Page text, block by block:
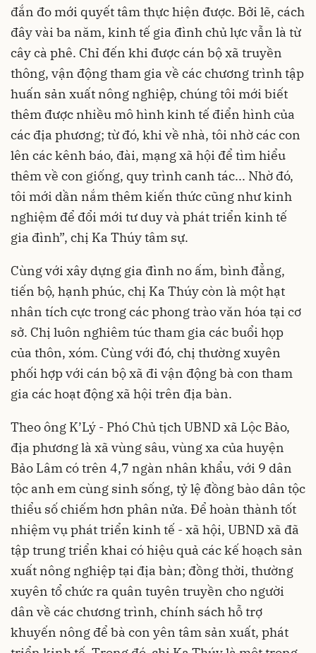
đắn đo mới quyết tâm thực hiện được. Bởi lẽ, cách
đây vài ba năm, kinh tế gia đình chủ lực vẫn là từ
cây cà phê. Chỉ đến khi được cán bộ xã truyền
thông, vận động tham gia về các chương trình tập
huấn sản xuất nông nghiệp, chúng tôi mới biết
thêm được nhiều mô hình kinh tế điển hình của
các địa phương; từ đó, khi về nhà, tôi nhờ các con
lên các kênh báo, đài, mạng xã hội để tìm hiểu
thêm về con giống, quy trình canh tác... Nhờ đó,
tôi mới dần nắm thêm kiến thức cũng như kinh
nghiệm để đổi mới tư duy và phát triển kinh tế
gia đình”, chị Ka Thúy tâm sự.
Cùng với xây dựng gia đình no ấm, bình đẳng,
tiến bộ, hạnh phúc, chị Ka Thúy còn là một hạt
nhân tích cực trong các phong trào văn hóa tại cơ
sở. Chị luôn nghiêm túc tham gia các buổi họp
của thôn, xóm. Cùng với đó, chị thường xuyên
phối hợp với cán bộ xã đi vận động bà con tham
gia các hoạt động xã hội trên địa bàn.
Theo ông K’Lý - Phó Chủ tịch UBND xã Lộc Bảo,
địa phương là xã vùng sâu, vùng xa của huyện
Bảo Lâm có trên 4,7 ngàn nhân khẩu, với 9 dân
tộc anh em cùng sinh sống, tỷ lệ đồng bào dân tộc
thiểu số chiếm hơn phân nửa. Để hoàn thành tốt
nhiệm vụ phát triển kinh tế - xã hội, UBND xã đã
tập trung triển khai có hiệu quả các kế hoạch sản
xuất nông nghiệp tại địa bàn; đồng thời, thường
xuyên tổ chức ra quân tuyên truyền cho người
dân về các chương trình, chính sách hỗ trợ
khuyến nông để bà con yên tâm sản xuất, phát